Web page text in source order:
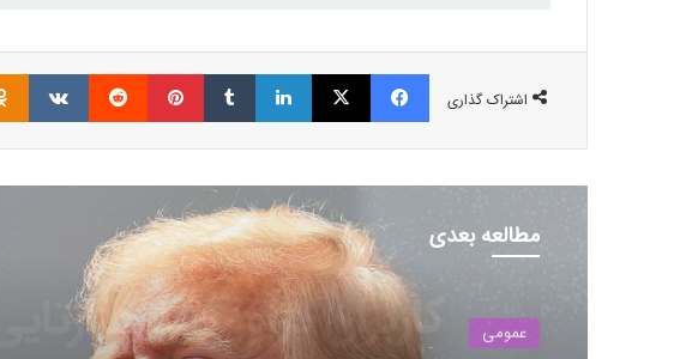
اشتراک گذاری
فیسبوک ایکس لینکداین تامبلر پینتریست Reddit
VKontakte
مطالعه بعدی
عمومی